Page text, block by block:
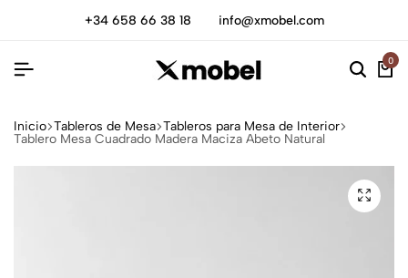
+34 658 66 38 18 info@xmobel.com
0
Inicio Tableros de Mesa Tableros para Mesa de Interior
Tablero Mesa Cuadrado Madera Maciza Abeto Natural